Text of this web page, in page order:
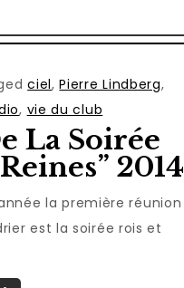
ciel,Pierre Lindberg,
, vie du club
La Soirée
2014
la première réunion
est la soirée rois et